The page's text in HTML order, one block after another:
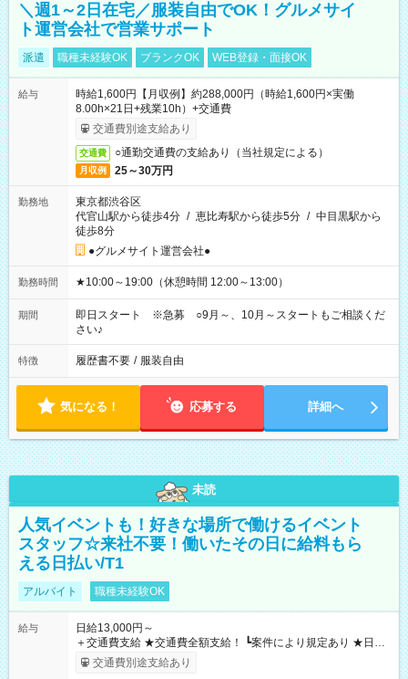
＼週1～2日在宅／服装自由でOK！グルメサイ
ト運営会社で営業サポート
派遣 職種未経験OK ブランクOK WEB登録・面接OK
給与
時給1,600円【月収例】約288,000円（時給1,600円×実働
8.00h×21日+残業10h）+交通費
交通費別途支給あり
交通費 ○通勤交通費の支給あり（当社規定による）
月収例 25～30万円
勤務地
東京都渋谷区
代官山駅から徒歩4分 / 恵比寿駅から徒歩5分 / 中目黒駅から
徒歩8分
●グルメサイト運営会社●
勤務時間 ★10:00～19:00（休憩時間 12:00～13:00）
期間
即日スタート ※急募 ○9月～、10月～スタートもご相談くだ
さい♪
特徴 履歴書不要 / 服装自由
気になる！ 応募する 詳細へ
未読
人気イベントも！好きな場所で働けるイベント
スタッフ☆来社不要！働いたその日に給料もら
える日払い/T1
アルバイト 職種未経験OK
給与
日給13,000円～
＋交通費支給 ★交通費全額支給！ ┗案件により規定あり ★日払
いOK！（規定あり） ┗働いたその日に現金GET♪ お仕事後はコ
ンビニATMから 日払い分を引き落とせます！ 【試用期間】試
交通費別途支給あり